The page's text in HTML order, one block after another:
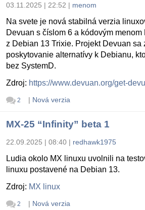
03.11.2025 | 22:52 | menom
Na svete je nová stabilná verzia
Devuan s číslom 6 a kódovým menom
z Debian 13 Trixie. Projekt Devuan sa
poskytovanie alternatívy k Debianu,
bez SystemD.
Zdroj: https://www.devuan.org/get-
2 | Nová verzia
MX-25 “Infinity” beta 1
22.09.2025 | 08:40 | redhawk1975
Ludia okolo MX linuxu uvolnili na
linuxu postavené na Debian 13.
Zdroj: MX linux
2 | Nová verzia